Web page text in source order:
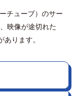
チューブ）のサー
映像が途切れた
ります。